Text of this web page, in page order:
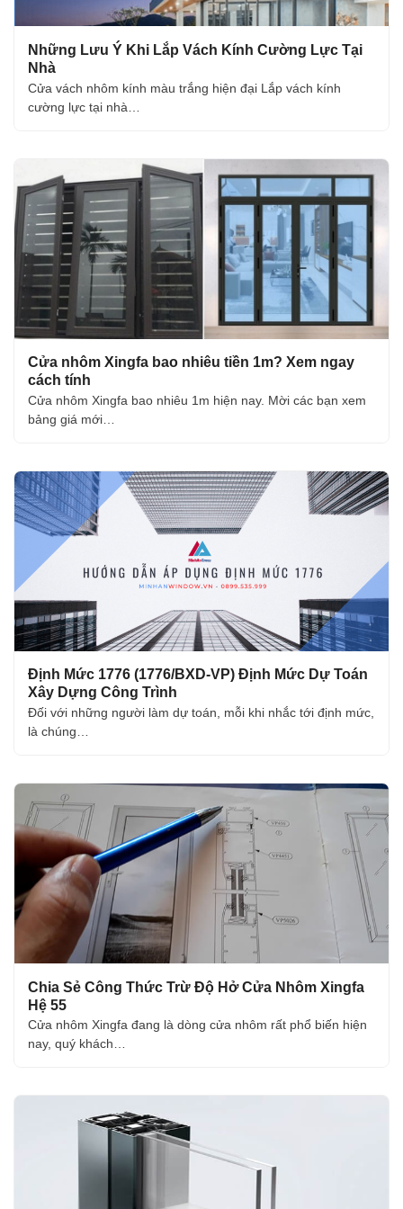
Những Lưu Ý Khi Lắp Vách Kính Cường Lực Tại
Nhà
Cửa vách nhôm kính màu trắng hiện đại Lắp vách kính
cường lực tại nhà…
Cửa nhôm Xingfa bao nhiêu tiền 1m? Xem ngay
cách tính
Cửa nhôm Xingfa bao nhiêu 1m hiện nay. Mời các bạn xem
bảng giá mới…
Định Mức 1776 (1776/BXD-VP) Định Mức Dự Toán
Xây Dựng Công Trình
Đối với những người làm dự toán, mỗi khi nhắc tới định mức,
là chúng…
Chia Sẻ Công Thức Trừ Độ Hở Cửa Nhôm Xingfa
Hệ 55
Cửa nhôm Xingfa đang là dòng cửa nhôm rất phổ biến hiện
nay, quý khách…